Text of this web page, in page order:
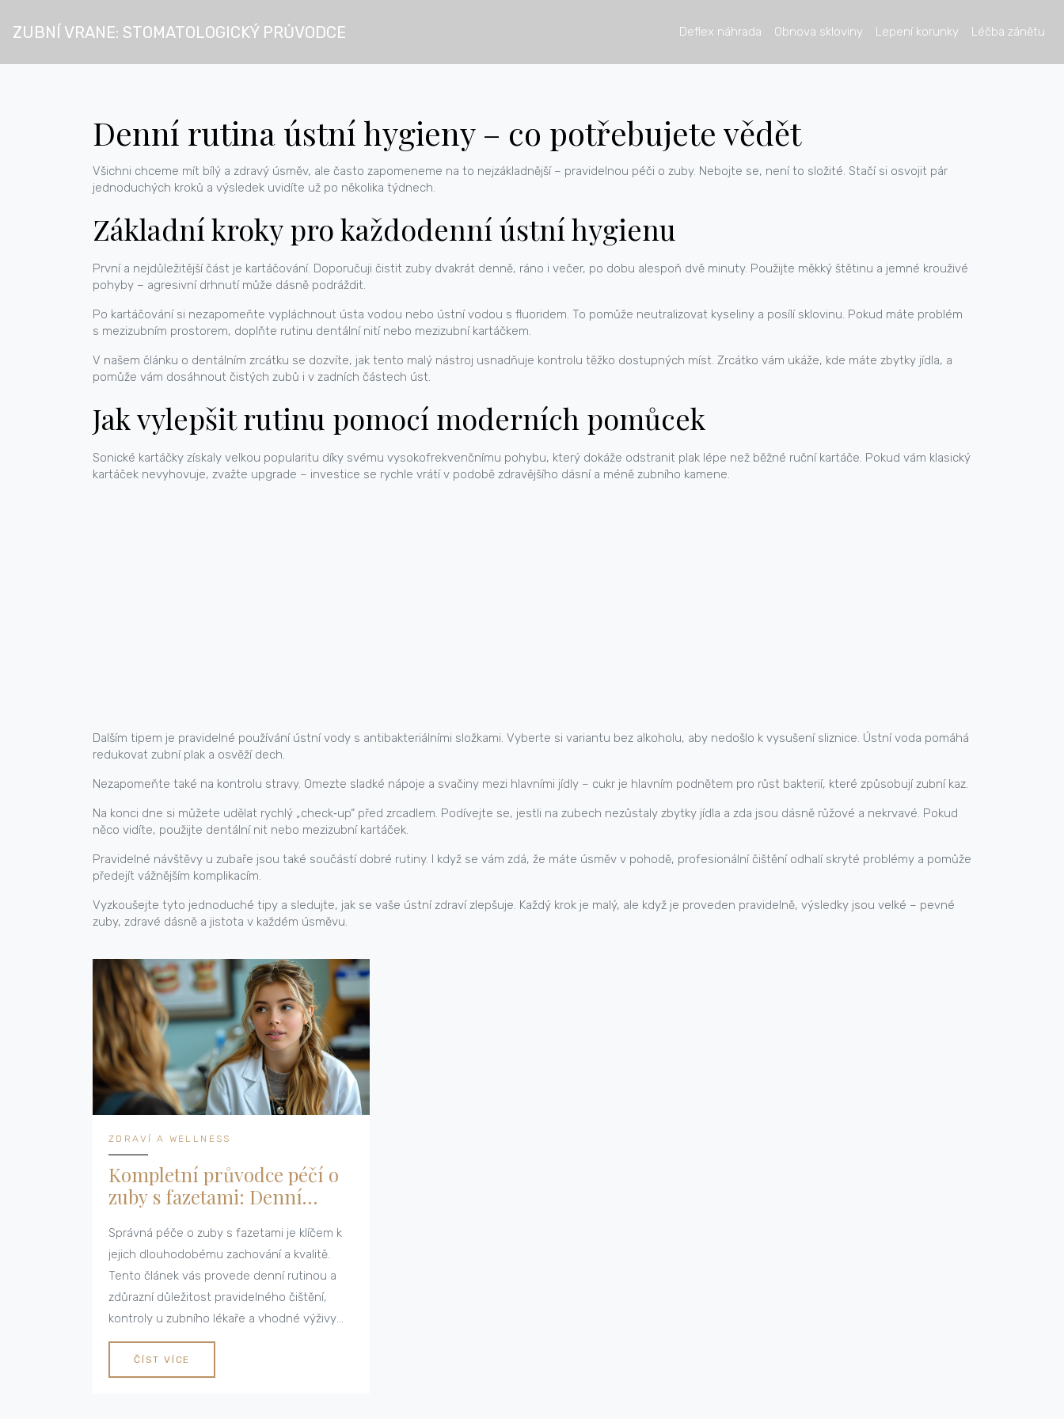
ZUBNÍ VRANE: STOMATOLOGICKÝ PRŮVODCE Deflex náhrada Obnova skloviny Lepení korunky Léčba zánětu
Denní rutina ústní hygieny – co potřebujete vědět
Všichni chceme mít bílý a zdravý úsměv, ale často zapomeneme na to nejzákladnější – pravidelnou péči o zuby. Nebojte se, není to složité. Stačí si osvojit pár
jednoduchých kroků a výsledek uvidíte už po několika týdnech.
Základní kroky pro každodenní ústní hygienu
První a nejdůležitější část je kartáčování. Doporučuji čistit zuby dvakrát denně, ráno i večer, po dobu alespoň dvě minuty. Použijte měkký štětinu a jemné krouživé
pohyby – agresivní drhnutí může dásně podráždit.
Po kartáčování si nezapomeňte vypláchnout ústa vodou nebo ústní vodou s fluoridem. To pomůže neutralizovat kyseliny a posílí sklovinu. Pokud máte problém
s mezizubním prostorem, doplňte rutinu dentální nití nebo mezizubní kartáčkem.
V našem článku o dentálním zrcátku se dozvíte, jak tento malý nástroj usnadňuje kontrolu těžko dostupných míst. Zrcátko vám ukáže, kde máte zbytky jídla, a
pomůže vám dosáhnout čistých zubů i v zadních částech úst.
Jak vylepšit rutinu pomocí moderních pomůcek
Sonické kartáčky získaly velkou popularitu díky svému vysokofrekvenčnímu pohybu, který dokáže odstranit plak lépe než běžné ruční kartáče. Pokud vám klasický
kartáček nevyhovuje, zvažte upgrade – investice se rychle vrátí v podobě zdravějšího dásní a méně zubního kamene.
Dalším tipem je pravidelné používání ústní vody s antibakteriálními složkami. Vyberte si variantu bez alkoholu, aby nedošlo k vysušení sliznice. Ústní voda pomáhá
redukovat zubní plak a osvěží dech.
Nezapomeňte také na kontrolu stravy. Omezte sladké nápoje a svačiny mezi hlavními jídly – cukr je hlavním podnětem pro růst bakterií, které způsobují zubní kaz.
Na konci dne si můžete udělat rychlý „check‑up“ před zrcadlem. Podívejte se, jestli na zubech nezůstaly zbytky jídla a zda jsou dásně růžové a nekrvavé. Pokud
něco vidíte, použijte dentální nit nebo mezizubní kartáček.
Pravidelné návštěvy u zubaře jsou také součástí dobré rutiny. I když se vám zdá, že máte úsměv v pohodě, profesionální čištění odhalí skryté problémy a pomůže
předejít vážnějším komplikacím.
Vyzkoušejte tyto jednoduché tipy a sledujte, jak se vaše ústní zdraví zlepšuje. Každý krok je malý, ale když je proveden pravidelně, výsledky jsou velké – pevné
zuby, zdravé dásně a jistota v každém úsměvu.
ZDRAVÍ A WELLNESS
Kompletní průvodce péčí o
zuby s fazetami: Denní
Správná péče o zuby s fazetami je klíčem k
jejich dlouhodobému zachování a kvalitě.
Tento článek vás provede denní rutinou a
zdůrazní důležitost pravidelného čištění,
kontroly u zubního lékaře a vhodné výživy
pro udržení zdravých zubů s fazetami.
Získejte užitečné tipy a triky, jak se o své
fazety starat efektivně a bezpečně, aby
ČÍST VÍCE